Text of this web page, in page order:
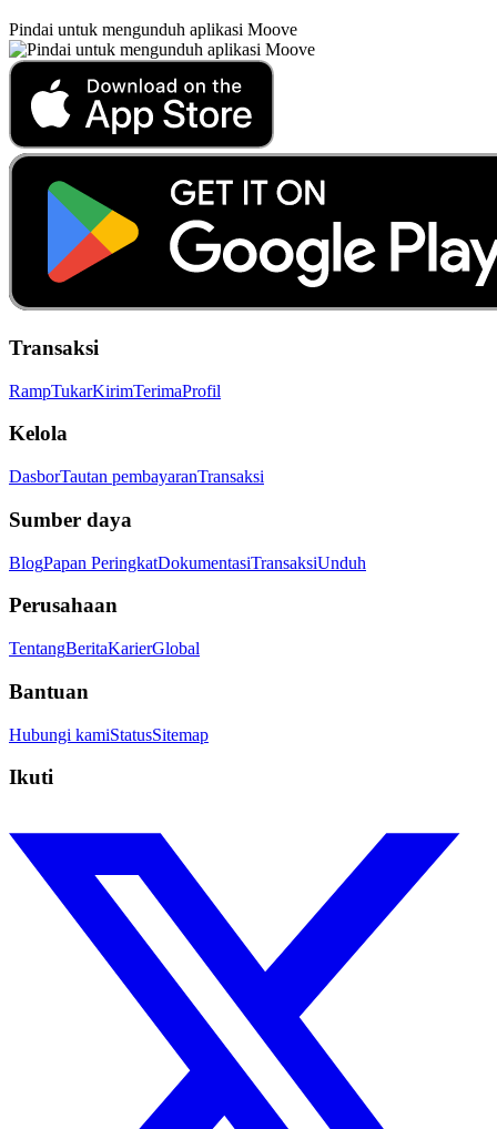
Pindai untuk mengunduh aplikasi Moove
Transaksi
RampTukarKirimTerimaProfil
Kelola
DasborTautan pembayaranTransaksi
Sumber daya
BlogPapan PeringkatDokumentasiTransaksiUnduh
Perusahaan
TentangBeritaKarierGlobal
Bantuan
Hubungi kamiStatusSitemap
Ikuti